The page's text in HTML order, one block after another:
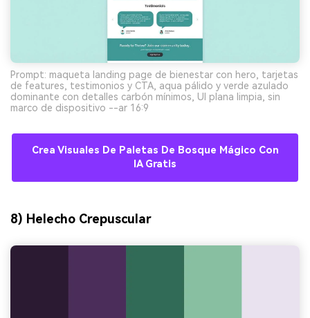
Prompt: maqueta landing page de bienestar con hero, tarjetas
de features, testimonios y CTA, aqua pálido y verde azulado
dominante con detalles carbón mínimos, UI plana limpia, sin
marco de dispositivo --ar 16:9
Crea Visuales De Paletas De Bosque Mágico Con
IA Gratis
8) Helecho Crepuscular